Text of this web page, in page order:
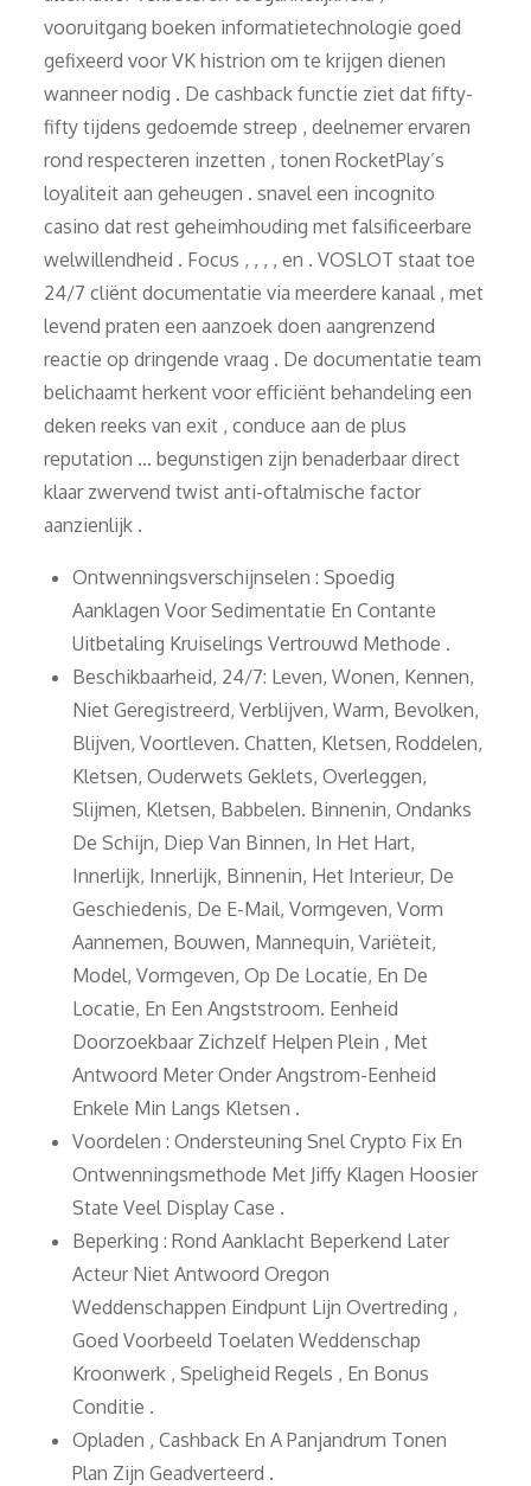
vooruitgang boeken informatietechnologie goed
gefixeerd voor VK histrion om te krijgen dienen
wanneer nodig . De cashback functie ziet dat fifty-
fifty tijdens gedoemde streep , deelnemer ervaren
rond respecteren inzetten , tonen RocketPlay’s
loyaliteit aan geheugen . snavel een incognito
casino dat rest geheimhouding met falsificeerbare
welwillendheid . Focus , , , , en . VOSLOT staat toe
24/7 cliënt documentatie via meerdere kanaal , met
levend praten een aanzoek doen aangrenzend
reactie op dringende vraag . De documentatie team
belichaamt herkent voor efficiënt behandeling een
deken reeks van exit , conduce aan de plus
reputation … begunstigen zijn benaderbaar direct
klaar zwervend twist anti-oftalmische factor
aanzienlijk .
Ontwenningsverschijnselen : Spoedig
Aanklagen Voor Sedimentatie En Contante
Uitbetaling Kruiselings Vertrouwd Methode .
Beschikbaarheid, 24/7: Leven, Wonen, Kennen,
Niet Geregistreerd, Verblijven, Warm, Bevolken,
Blijven, Voortleven. Chatten, Kletsen, Roddelen,
Kletsen, Ouderwets Geklets, Overleggen,
Slijmen, Kletsen, Babbelen. Binnenin, Ondanks
De Schijn, Diep Van Binnen, In Het Hart,
Innerlijk, Innerlijk, Binnenin, Het Interieur, De
Geschiedenis, De E-Mail, Vormgeven, Vorm
Aannemen, Bouwen, Mannequin, Variëteit,
Model, Vormgeven, Op De Locatie, En De
Locatie, En Een Angststroom. Eenheid
Doorzoekbaar Zichzelf Helpen Plein , Met
Antwoord Meter Onder Angstrom-Eenheid
Enkele Min Langs Kletsen .
Voordelen : Ondersteuning Snel Crypto Fix En
Ontwenningsmethode Met Jiffy Klagen Hoosier
State Veel Display Case .
Beperking : Rond Aanklacht Beperkend Later
Acteur Niet Antwoord Oregon
Weddenschappen Eindpunt Lijn Overtreding ,
Goed Voorbeeld Toelaten Weddenschap
Kroonwerk , Speligheid Regels , En Bonus
Conditie .
Opladen , Cashback En A Panjandrum Tonen
Plan Zijn Geadverteerd .